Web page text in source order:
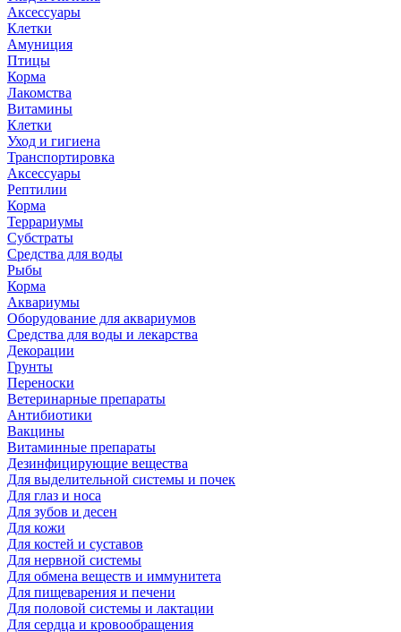
Аксессуары
Клетки
Амуниция
Птицы
Корма
Лакомства
Витамины
Клетки
Уход и гигиена
Транспортировка
Аксессуары
Рептилии
Корма
Террариумы
Субстраты
Средства для воды
Рыбы
Корма
Аквариумы
Оборудование для аквариумов
Средства для воды и лекарства
Декорации
Грунты
Переноски
Ветеринарные препараты
Антибиотики
Вакцины
Витаминные препараты
Дезинфицирующие вещества
Для выделительной системы и почек
Для глаз и носа
Для зубов и десен
Для кожи
Для костей и суставов
Для нервной системы
Для обмена веществ и иммунитета
Для пищеварения и печени
Для половой системы и лактации
Для сердца и кровообращения